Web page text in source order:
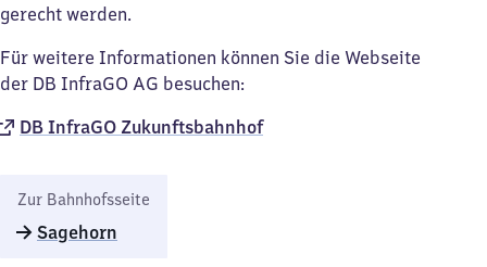
gerecht werden.
Für weitere Informationen können Sie die Webseite
der DB InfraGO AG besuchen:
DB InfraGO Zukunftsbahnhof​
Zur Bahnhofsseite
Sagehorn